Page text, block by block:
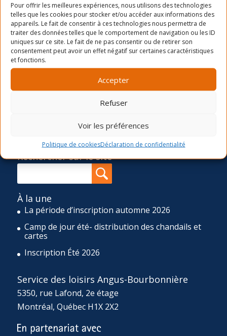
Pour offrir les meilleures expériences, nous utilisons des technologies
telles que les cookies pour stocker et/ou accéder aux informations des
appareils. Le fait de consentir à ces technologies nous permettra de
traiter des données telles que le comportement de navigation ou les ID
uniques sur ce site. Le fait de ne pas consentir ou de retirer son
consentement peut avoir un effet négatif sur certaines caractéristiques
et fonctions.
Accepter
Refuser
Voir les préférences
Politique de cookiesDéclaration de confidentialité
LA MISSION
Ancré dans le quartier Rosemont depuis 1966, le Service
des Loisirs Angus-Bourbonnière contribue significative à
l’épanouissement et au bien-être de sa communauté en
sociocommunautaires et récréatives diversifiées,
SLAB propose quatre sessions d’activités de loisir (hiver,
ponctuels ainsi qu’un camp de jour de huit semaines
Rechercher sur le site
À la une
La période d’inscription automne 2026
Camp de jour été- distribution des chandails et
cartes
Inscription Été 2026
Service des loisirs Angus-Bourbonnière
5350, rue Lafond, 2e étage
Montréal, Québec H1X 2X2